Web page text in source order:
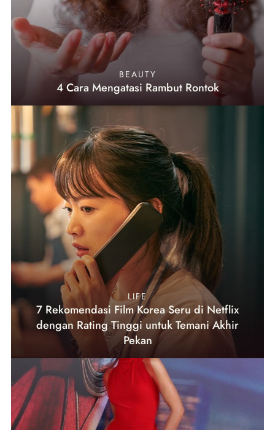
BEAUTY
4 Cara Mengatasi Rambut Rontok
LIFE
7 Rekomendasi Film Korea Seru di Netflix
dengan Rating Tinggi untuk Temani Akhir
Pekan